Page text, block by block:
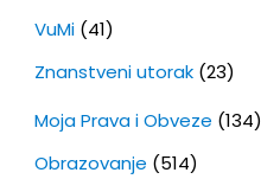
VuMi(41)
Znanstveni utorak(23)
Moja Prava i Obveze (134)
Obrazovanje (514)